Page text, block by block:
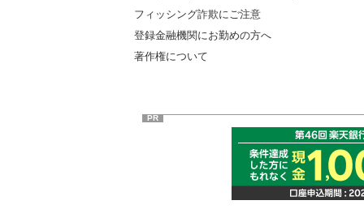
フィッシング詐欺にご注意
登録金融機関にお勤めの方へ
著作権について
PR